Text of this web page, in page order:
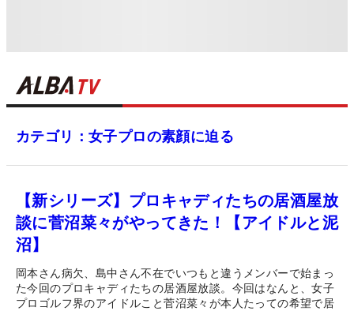
カテゴリ：女子プロの素顔に迫る
【新シリーズ】プロキャディたちの居酒屋放
談に菅沼菜々がやってきた！【アイドルと泥
沼】
岡本さん病欠、島中さん不在でいつもと違うメンバーで始まっ
た今回のプロキャディたちの居酒屋放談。今回はなんと、女子
プロゴルフ界のアイドルこと菅沼菜々が本人たっての希望で居